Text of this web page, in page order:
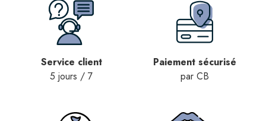
Service client
5 jours / 7
Paiement sécurisé
par CB